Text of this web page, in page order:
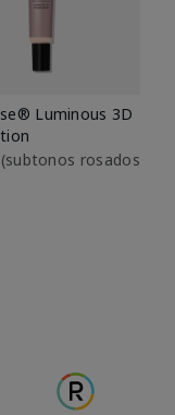
Luminous 3D
rosados